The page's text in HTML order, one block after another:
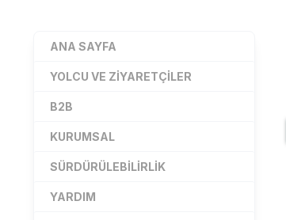
ANA SAYFA
YOLCU VE ZIYARETÇILER
B2B
KURUMSAL
SÜRDÜRÜLEBILIRLIK
YARDIM